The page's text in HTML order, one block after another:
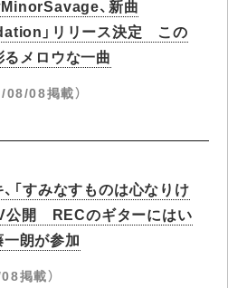
、新曲
」リリース決定 この
メロウな一曲
08/08掲載）
「すみなすものは心なりけ
公開 RECのギターにはい
一朗が参加
掲載）